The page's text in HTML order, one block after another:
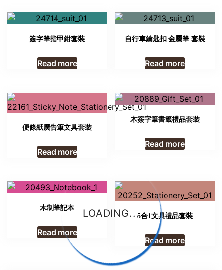
LOADING...
簽字筆指甲鉗套裝
Read more
自行車鑰匙扣 金屬筆 套裝
Read more
便條紙廣告筆文具套裝
Read more
木簽字筆書籤禮品套裝
Read more
木制筆記本
Read more
5合1文具禮品套裝
Read more